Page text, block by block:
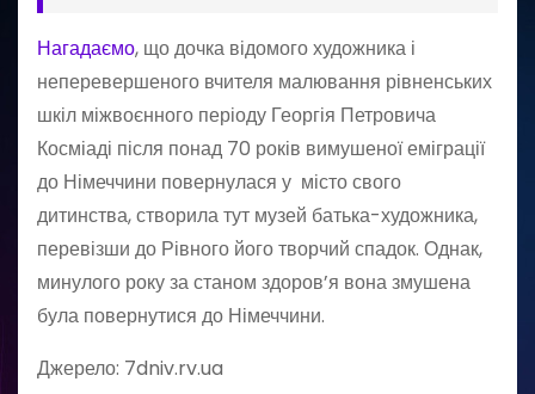
Нагадаємо, що дочка відомого художника і
неперевершеного вчителя малювання рівненських
шкіл міжвоєнного періоду Георгія Петровича
Косміаді після понад 70 років вимушеної еміграції
до Німеччини повернулася у місто свого
дитинства, створила тут музей батька-художника,
перевізши до Рівного його творчий спадок. Однак,
минулого року за станом здоров’я вона змушена
була повернутися до Німеччини.
Джерело: 7dniv.rv.ua